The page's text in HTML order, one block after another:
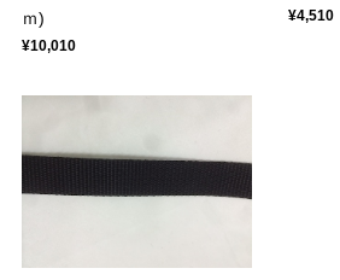
ｍ)
¥10,010
¥4,510